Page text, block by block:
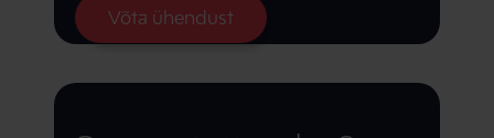
Võta ühendust